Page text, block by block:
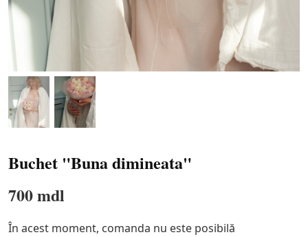
Buchet "Buna dimineata"
700 mdl
În acest moment, comanda nu este posibilă